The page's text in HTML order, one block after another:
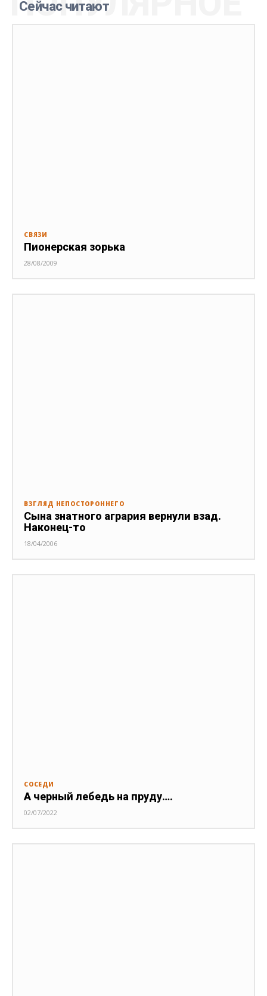
Сейчас читают
СВЯЗИ
Пионерская зорька
28/08/2009
ВЗГЛЯД НЕПОСТОРОННЕГО
Сына знатного агрария вернули взад.
Наконец-то
18/04/2006
СОСЕДИ
А черный лебедь на пруду….
02/07/2022